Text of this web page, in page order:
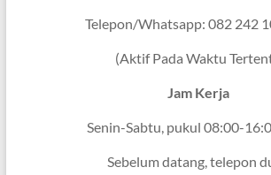
Telepon/Whatsapp: 082 242
(Aktif Pada Waktu
Jam Kerja
Senin-Sabtu, pukul 08:00-
Sebelum datang, telepon